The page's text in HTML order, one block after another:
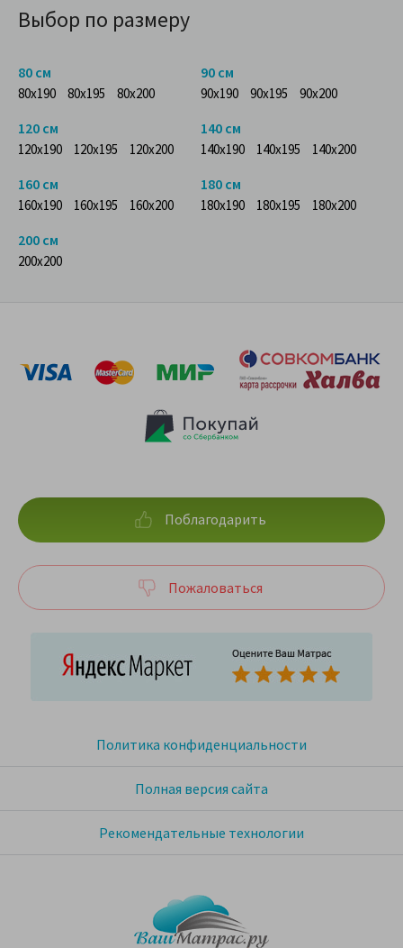
Выбор по размеру
80 см
80x190 80x195 80x200
90 см
90x190 90x195 90x200
120 см
120x190 120x195 120x200
140 см
140x190 140x195 140x200
160 см
160x190 160x195 160x200
180 см
180x190 180x195 180x200
200 см
200x200
Политика конфиденциальности
Полная версия сайта
Рекомендательные технологии
Поблагодарить
Пожаловаться